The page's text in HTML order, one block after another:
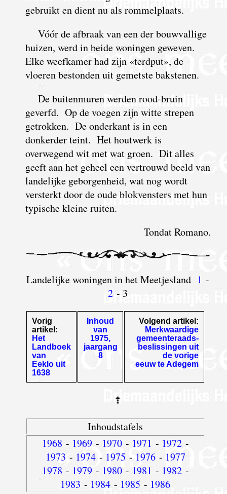
gebruikt en dient nu als rommelplaats.
Vóór de afbraak van een der bouwvallige
huizen, werd in beide woningen geweven.
Elke weefkamer had zijn «terdput», de
vloeren bestonden uit gemetste bakstenen.
De buitenmuren werden rood-bruin
geverfd. Op de voegen zijn witte strepen
getrokken. De onderkant is in een
donkerder teint. Het houtwerk is
overwegend wit met wat groen. Dit alles
geeft aan het geheel een vertrouwd beeld van
landelijke geborgenheid, wat nog wordt
versterkt door de oude blokvensters met hun
typische kleine ruiten.
Tondat Romano.
Landelijke woningen in het Meetjesland 1 -
2 - 3
Vorig
artikel:
Het
Landboek
van
Eeklo uit
1638
Inhoud
van
1975,
jaargang
8
Volgend artikel:
Merkwaardige
gemeenteraads-
beslissingen uit
de vorige
eeuw te Adegem
Inhoudstafels
1968 - 1969- 1970- 1971 - 1972-
1973 - 1974- 1975 - 1976- 1977
1978 - 1979- 1980- 1981 - 1982-
1983 - 1984 - 1985 - 1986